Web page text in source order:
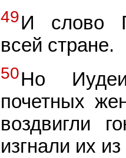
49И слово
всей стране.
50Но
почетных
воздвигли
изгнали их